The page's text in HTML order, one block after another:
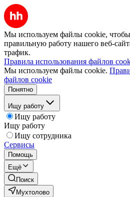
Мы используем файлы cookie, чтобы
правильную работу нашего веб-
трафик.
Правила использования файлов
Мы используем файлы cookie.
файлов cookie
Понятно
Ищу работу
Ищу работу
Ищу работу
Ищу сотрудника
Сервисы
Помощь
Ещё
Поиск
Мухтолово